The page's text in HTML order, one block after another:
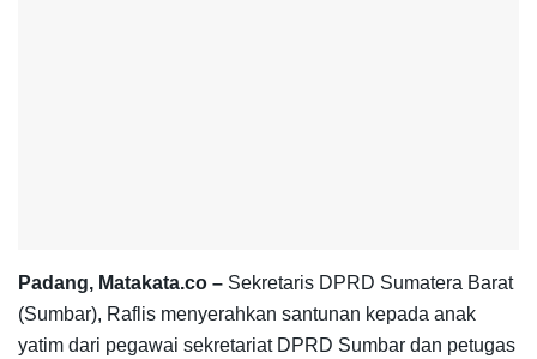
Padang, Matakata.co – Sekretaris DPRD Sumatera Barat
(Sumbar), Raflis menyerahkan santunan kepada anak
yatim dari pegawai sekretariat DPRD Sumbar dan petugas